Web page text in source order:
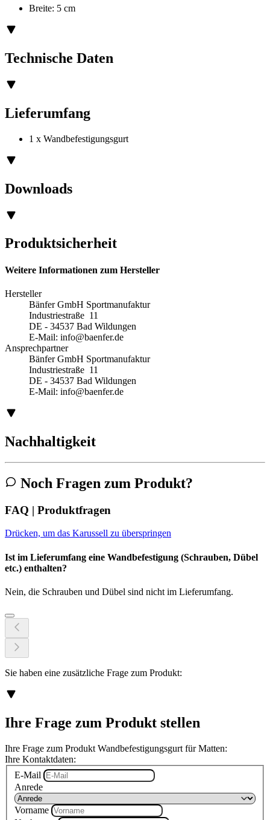
Breite: 5 cm
Technische Daten
Lieferumfang
1 x Wandbefestigungsgurt
Downloads
Produktsicherheit
Weitere Informationen zum Hersteller
Hersteller
Bänfer GmbH Sportmanufaktur
Industriestraße 11
DE - 34537 Bad Wildungen
E-Mail: info@baenfer.de
Ansprechpartner
Bänfer GmbH Sportmanufaktur
Industriestraße 11
DE - 34537 Bad Wildungen
E-Mail: info@baenfer.de
Nachhaltigkeit
Noch Fragen zum Produkt?
FAQ | Produktfragen
Drücken, um das Karussell zu überspringen
Ist im Lieferumfang eine Wandbefestigung (Schrauben, Dübel
etc.) enthalten?
Nein, die Schrauben und Dübel sind nicht im Lieferumfang.
Sie haben eine zusätzliche Frage zum Produkt:
Ihre Frage zum Produkt stellen
Ihre Frage zum Produkt Wandbefestigungsgurt für Matten:
Ihre Kontaktdaten:
E-Mail
Anrede
Vorname